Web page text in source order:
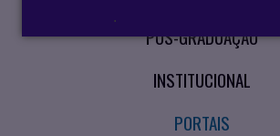
.
PÓS-GRADUAÇÃO
INSTITUCIONAL
PORTAIS